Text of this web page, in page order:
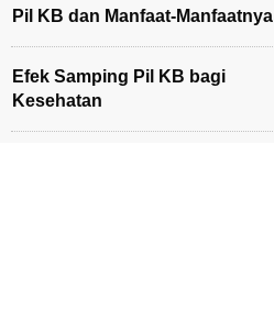
Pil KB dan Manfaat-Manfaatnya
Efek Samping Pil KB bagi
Kesehatan